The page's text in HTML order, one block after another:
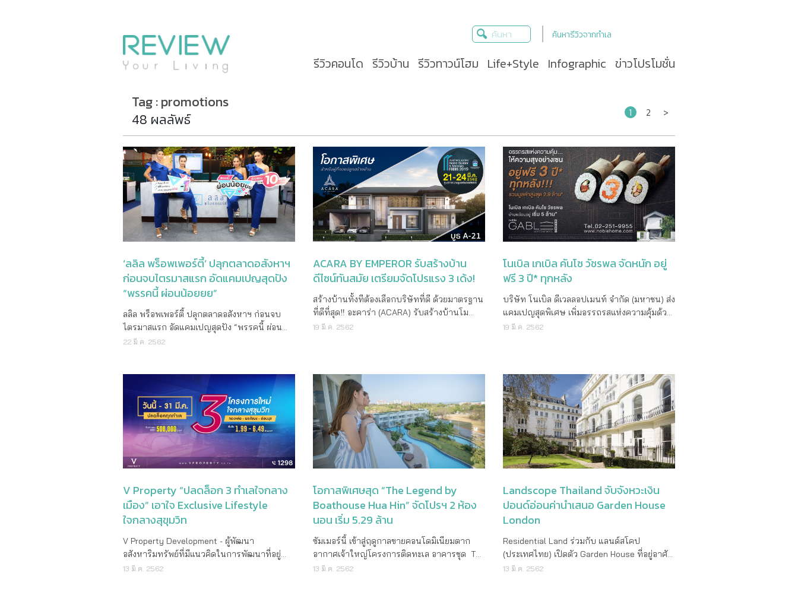
ค้นหารีวิวจากทำเล
รีวิวคอนโด รีวิวบ้าน รีวิวทาวน์โฮม Life+Style Infographic ข่าวโปรโมชั่น
Tag : promotions
48 ผลลัพธ์
1 2 >
‘ลลิล พร็อพเพอร์ตี้’ ปลุกตลาดอสังหาฯ
ก่อนจบไตรมาสแรก อัดแคมเปญสุดปัง
“พรรคนี้ ผ่อนน้อยยย”
ลลิล พร็อพเพอร์ตี้ ปลุกตลาดอสังหาฯ ก่อนจบ
ไตรมาสแรก อัดแคมเปญสุดปัง “พรรคนี้ ผ่อน
น้อยยย” พร้อมโปรโมชั่นสุดพิเศษ ช่วยผ่อนนาน
หลายทำเล ในราคาเริ่มต้นเพียง 1 ล้านกว่า – 12
ล้านบาท ร่วมงานมหกรรมบ้านและคอนโด ครั้ง
ที่ 40 ระหว่างวันที่ 21 – 24 มีนาคม ศกนี้ ที่บูธ G
215 – 226 ณ ศูนย์การประชุมแห่งชาติสิริกิติ์
มั่นใจกระแสตอบรับดี ลูกค้าเร่งตัดสินใจซื้อก่อน
มาตรการรัฐบังคับใช้ 1 เมษายน ศกนี้ นายชูรัช
ฏ์ ชาครกุล กรรมการรองผู้จัดการใหญ่ บริษัท
ลลิล พร็อพเพอร์ตี้ จำกัด (มหาชน) (LALIN) ผู้
พัฒนาโครงการอสังหาริมทรัพย์ภายใต้คอนเซ็ปต์
“บ้านที่ปลูกบนความตั้งใจที่ดี” เปิดเผยถึง
แคมเปญ “พรรคนี้ ผ่อนน้อยยย” ในงานมหกรรม
บ้านและคอนโด ครั้งที่ 40 ว่า “บริษัทฯ ปล่อย
โปรโมชั่นสุดพิเศษเอาใจลูกค้าอย่างยิ่งใหญ่ ด้วย
การยกขบวนโครงการคุณภาพ ทั้งบ้านเดี่ยว
บ้านแนวคิดใหม่ ทาวน์โฮม และคอนโดมิเนียม
22 มี.ค. 2562
ACARA BY EMPEROR รับสร้างบ้าน
ดีไซน์ทันสมัย เตรียมจัดโปรแรง 3 เด้ง!
สร้างบ้านทั้งทีต้องเลือกบริษัทที่ดี ด้วยมาตรฐาน
ที่ดีที่สุด‼ อะคาร่า (ACARA) รับสร้างบ้านโม
เดิร์น ลักชัวรี่ ภายใต้ บริษัท ดิ เอ็มเพอเร่อร์ เฮ้าส์
เตรียมจัดโปรโมชั่นหนักถึง 3 ต่อ!! ไม่ว่าจะเป็น
ต่อที่ 1 ลดค่าจองแบบ 20 % ต่อที่ 2 ส่วนลด
เงินสดสูงสุด 295,000 และ ต่อที่3 เลือกรับของ
แถมอีก 300,000 บาท เมื่อจองสร้างบ้าน
ภายใน “งานรับสร้างบ้านและวัสดุ Home
Builder & Materials Focus 2019” พบกันที่บูธ
A-21 ระหว่างวันที่ 21-24 มีนาคม 2562 เวลา
10.00-20.00 น. ณ ห้องเพลนนารี ฮอลล์ 1-2 ศูนย์
เติมได้ที่โทร. 081-376-4999, ID Line :
@ACARA และ Facebook : Acara.Official
19 มี.ค. 2562
โนเบิล เกเบิล คันโซ วัชรพล จัดหนัก อยู่
ฟรี 3 ปี* ทุกหลัง
บริษัท โนเบิล ดีเวลลอปเมนท์ จำกัด (มหาชน) ส่ง
แคมเปญสุดพิเศษ เพิ่มอรรถรสแห่งความคุ้มด้วย
โปรโมชั่น อยู่ฟรี 3 ปี* ทุกหลัง ฟรีค่าส่วนกลาง
ราคาเริ่มต้นเพียง 5 ล้านบาท* โนเบิล เกเบิล
คันโซ วัชรพล (Noble Gable Kanso
Watcharapol) โครงการบ้านพร้อมอยู่ กับ
ออกแบบภายใต้คอนเซปต์ “คิดอย่างเซน อยู่อย่าง
เซน” ผสานงานออกแบบสถาปัตยกรรมสะท้อนถึง
วิถีการใช้ชีวิตในแบบญี่ปุ่น สร้างสรรค์องค์
ประกอบที่เป็นอัตลักษณ์แฝงสุนทรียะของ
ธรรมชาติไว้ในทุกรายละเอียด ให้คุณปล่อยชีวิต
เข้ากับทุกมุมของบ้านอย่างลงตัว สัมผัสความสุข
แบบวิถีเซน พร้อมรับข้อเสนอรวมมูลค่าสูงสุด 2.9
ล้านบาท* ได้ตั้งแต่วันที่ 18 มีนาคมนี้ 2562
จำนวนจำกัด* ณ โครงการ Noble Gable
Watcharapol ระหว่างซอยเพิ่มสิน 21 และ 23
สอบถามข้อมูลเพิ่มเติมที่โทร. 02–251–9955
19 มี.ค. 2562
V Property “ปลดล็อก 3 ทำเลใจกลาง
เมือง” เอาใจ Exclusive Lifestyle
ใจกลางสุขุมวิท
V Property Development - ผู้พัฒนา
อสังหาริมทรัพย์ที่มีแนวคิดในการพัฒนาที่อยู่
อาศัยแนวรถไฟฟ้าใจกลางเมือง และพร้อมตอบ
13 มี.ค. 2562
โอกาสพิเศษสุด “The Legend by
Boathouse Hua Hin” จัดโปรฯ 2 ห้อง
นอน เริ่ม 5.29 ล้าน
ซัมเมอร์นี้ เข้าสู่ฤดูกาลขายคอนโดมิเนียมตาก
อากาศเจ้าใหญ่โครงการติดทะเล อาคารชุด The
Legend by Boathouse Hua Hin (อาคารชุด
13 มี.ค. 2562
Landscope Thailand จับจังหวะเงิน
ปอนด์อ่อนค่านำเสนอ Garden House
London
Residential Land ร่วมกับ แลนด์สโคป
(ประเทศไทย) เปิดตัว Garden House ที่อยู่อาศัย
โครงการใหม่ ย่าน Kensington Gardens ทำเล
13 มี.ค. 2562